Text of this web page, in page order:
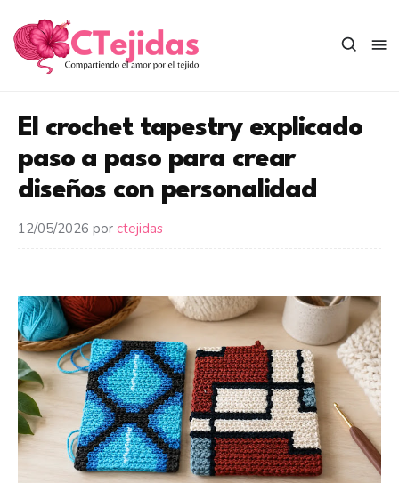
contenido
El crochet tapestry explicado
paso a paso para crear
diseños con personalidad
12/05/2026 por ctejidas